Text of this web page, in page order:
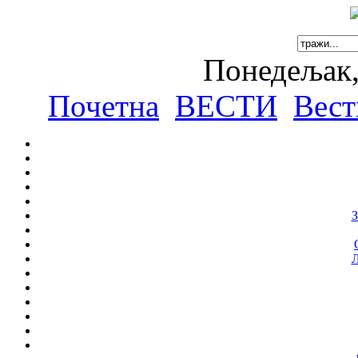
Почетна ВЕСТИ